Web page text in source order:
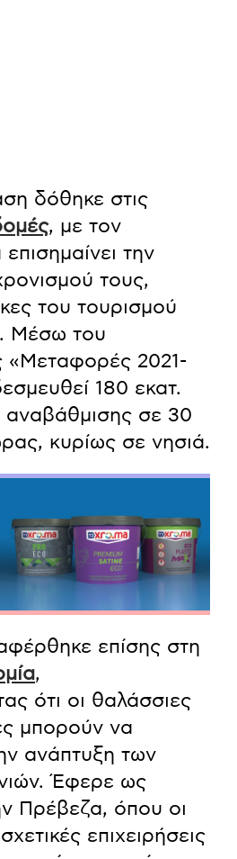
δόθηκε στις
, με τον
την
τους,
του τουρισμού
Μέσω του
«Μεταφορές 2021-
180 εκατ.
αναβάθμισης σε 30
κυρίως σε νησιά.
επίσης στη
,
ότι οι θαλάσσιες
μπορούν να
ανάπτυξη των
Έφερε ως
Πρέβεζα, όπου οι
επιχειρήσεις